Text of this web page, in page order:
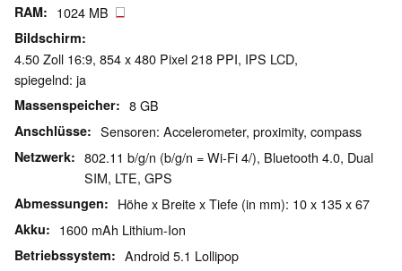
RAM 1024 MB
Bildschirm
4.50 Zoll 16:9, 854 x 480 Pixel 218 PPI, IPS LCD,
spiegelnd: ja
Massenspeicher 8 GB
Anschlüsse Sensoren: Accelerometer, proximity, compass
Netzwerk
802.11 b/g/n (b/g/n = Wi-Fi 4/), Bluetooth 4.0, Dual
SIM, LTE, GPS
Abmessungen Höhe x Breite x Tiefe (in mm): 10 x 135 x 67
Akku 1600 mAh Lithium-Ion
Betriebssystem Android 5.1 Lollipop